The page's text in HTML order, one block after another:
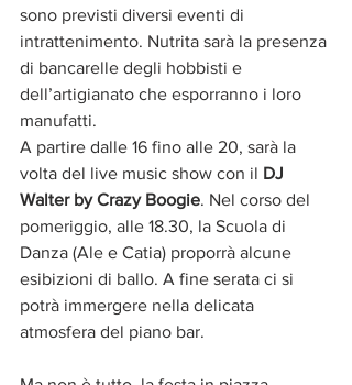
sono previsti diversi eventi di
intrattenimento. Nutrita sarà la presenza
di bancarelle degli hobbisti e
dell’artigianato che esporranno i loro
manufatti.
A partire dalle 16 fino alle 20, sarà la
volta del live music show con il DJ
Walter by Crazy Boogie. Nel corso del
pomeriggio, alle 18.30, la Scuola di
Danza (Ale e Catia) proporrà alcune
esibizioni di ballo. A fine serata ci si
potrà immergere nella delicata
atmosfera del piano bar.